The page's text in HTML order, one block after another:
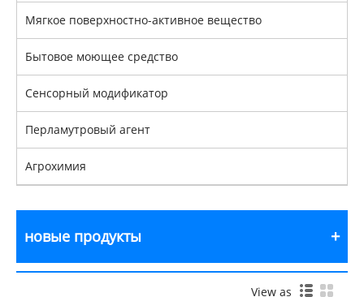
Мягкое поверхностно-активное вещество
Бытовое моющее средство
Сенсорный модификатор
Перламутровый агент
Агрохимия
новые продукты
View as